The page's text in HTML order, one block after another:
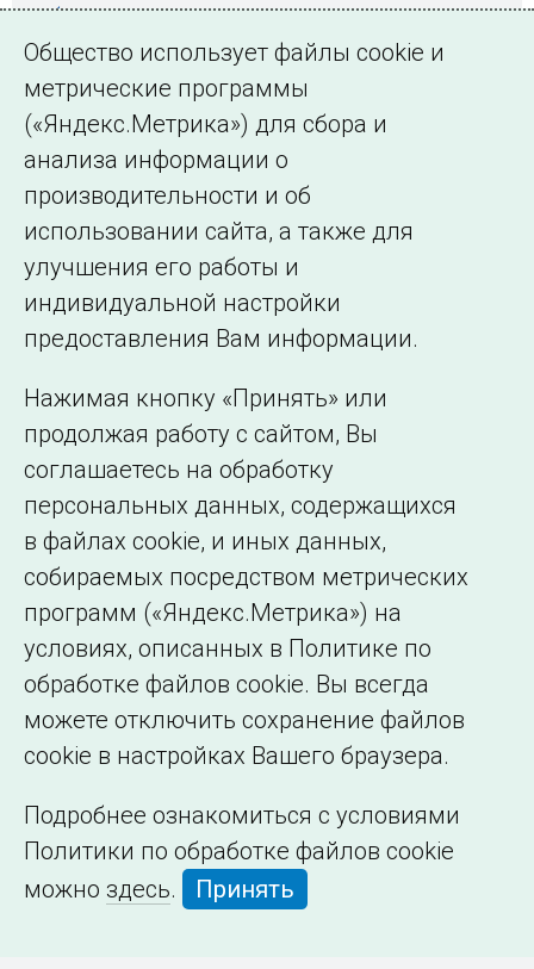
области
← Все публикации
Подписаться на новости
©2005–2026 АО «СО ЕЭС»
Филиалы и
представительства
Сведения об
образовательной
организации
Общество использует файлы cookie и
метрические программы
(«Яндекс.Метрика») для сбора и
анализа информации о
производительности и об
использовании сайта, а также для
улучшения его работы и
индивидуальной настройки
предоставления Вам информации.
Нажимая кнопку «Принять» или
продолжая работу с сайтом, Вы
соглашаетесь на обработку
персональных данных, содержащихся
в файлах cookie, и иных данных,
собираемых посредством метрических
программ («Яндекс.Метрика») на
условиях, описанных в Политике по
обработке файлов cookie. Вы всегда
можете отключить сохранение файлов
cookie в настройках Вашего браузера.
Подробнее ознакомиться с условиями
Политики по обработке файлов cookie
можно здесь. Принять